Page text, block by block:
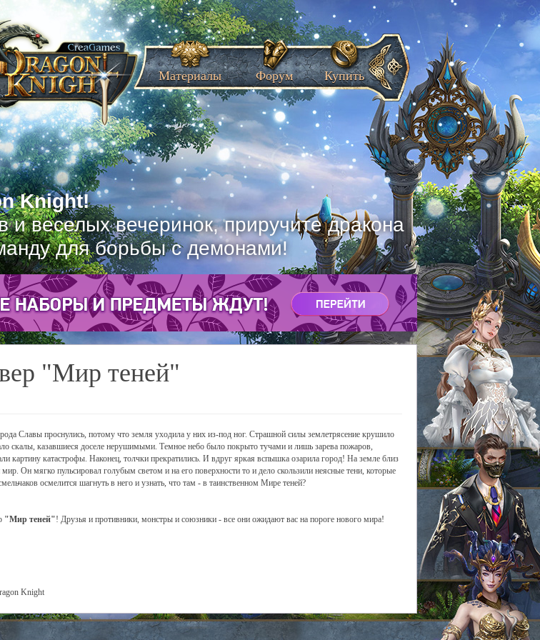
Knight!
и веселых вечеринок, приручите дракона
для борьбы с демонами!
Материалы Форум Купить
"Мир теней"
Славы проснулись, потому что земля уходила у них из-под ног. Страшной силы землетрясение крушило
скалы, казавшиеся доселе нерушимыми. Темное небо было покрыто тучами и лишь зарева пожаров,
картину катастрофы. Наконец, толчки прекратились. И вдруг яркая вспышка озарила город! На земле близ
Он мягко пульсировал голубым светом и на его поверхности то и дело скользили неясные тени, которые
осмелится шагнуть в него и узнать, что там - в таинственном Мире теней?
"Мир теней"! Друзья и противники, монстры и союзники - все они ожидают вас на пороге нового мира!
Knight